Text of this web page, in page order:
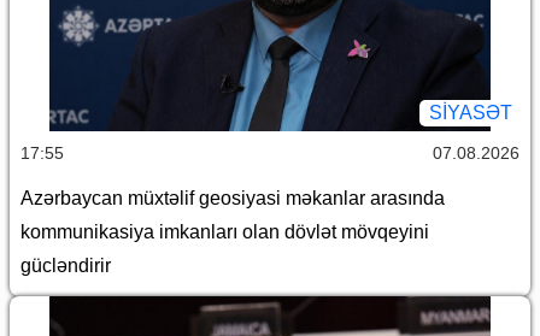
SİYASƏT
17:55 07.08.2026
Azərbaycan müxtəlif geosiyasi məkanlar arasında
kommunikasiya imkanları olan dövlət mövqeyini
gücləndirir